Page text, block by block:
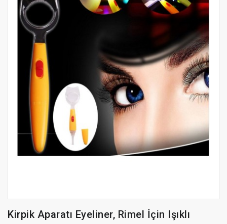
Kirpik Aparatı Eyeliner, Rimel İçin Işıklı